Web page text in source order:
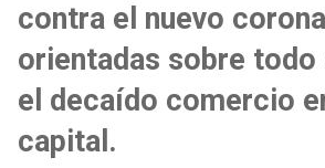
contra el nuevo
orientadas sobre todo
el decaído comercio
capital.